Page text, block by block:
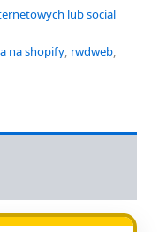
lub social
na shopify, rwdweb,